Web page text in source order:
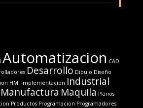
Automatizacion CAD
Desarrollo Dibujo Diseño
HMI Implementación Industrial
Manufactura Maquila Planos
Productos Programacion Programadores